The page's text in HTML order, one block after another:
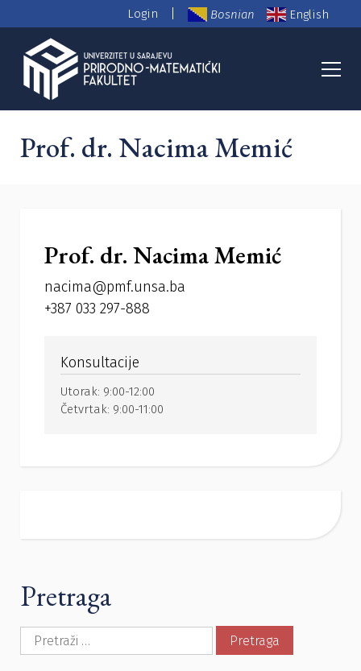
Login Bosnian English
PMF Nastavno osoblje
Prof. dr. Nacima Memić
Prof. dr. Nacima Memić
nacima@pmf.unsa.ba
+387 033 297-888
Konsultacije
Utorak: 9:00-12:00
Četvrtak: 9:00-11:00
Pretraga
Pretraga: